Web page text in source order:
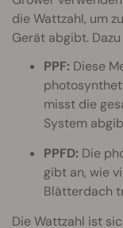
die Wattzahl, um
Gerät abgibt.
PPF: Diese
misst die
System
PPFD: Die
gibt an, wie
Blätterdach
Die Wattzahl ist